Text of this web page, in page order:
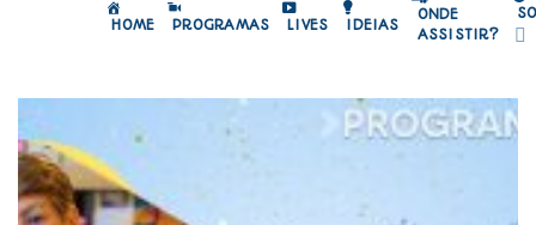
HOME PROGRAMAS LIVES IDEIAS
ONDE
ASSISTIR?